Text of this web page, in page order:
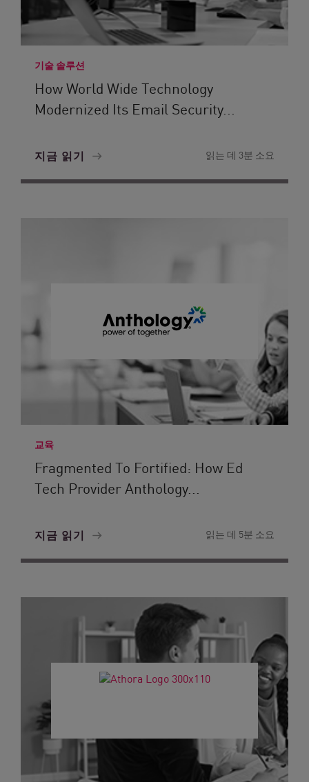
기술 솔루션
How World Wide Technology
Modernized Its Email Security...
지금 읽기 읽는 데 3분 소요
교육
Fragmented To Fortified: How Ed
Tech Provider Anthology...
지금 읽기 읽는 데 5분 소요